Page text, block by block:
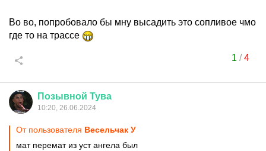
Во во, попробовало бы мну высадить это сопливое чмо
где то на трассе
1 /4
Позывной Тува
10:20, 26.06.2024
От пользователя Весельчак У
мат перемат из уст ангела был